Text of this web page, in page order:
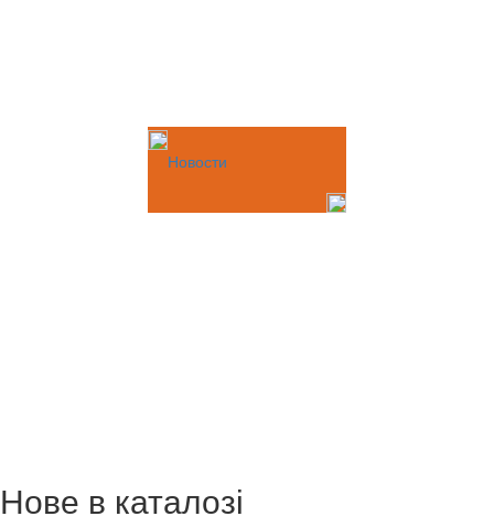
Новости
Нове в каталозі